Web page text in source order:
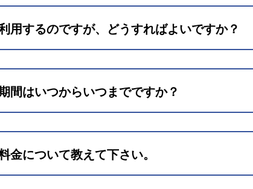
用するのですが、どうすればよいですか？
合わせフォーム
間はいつからいつまでですか？
）金について教えて下さい。